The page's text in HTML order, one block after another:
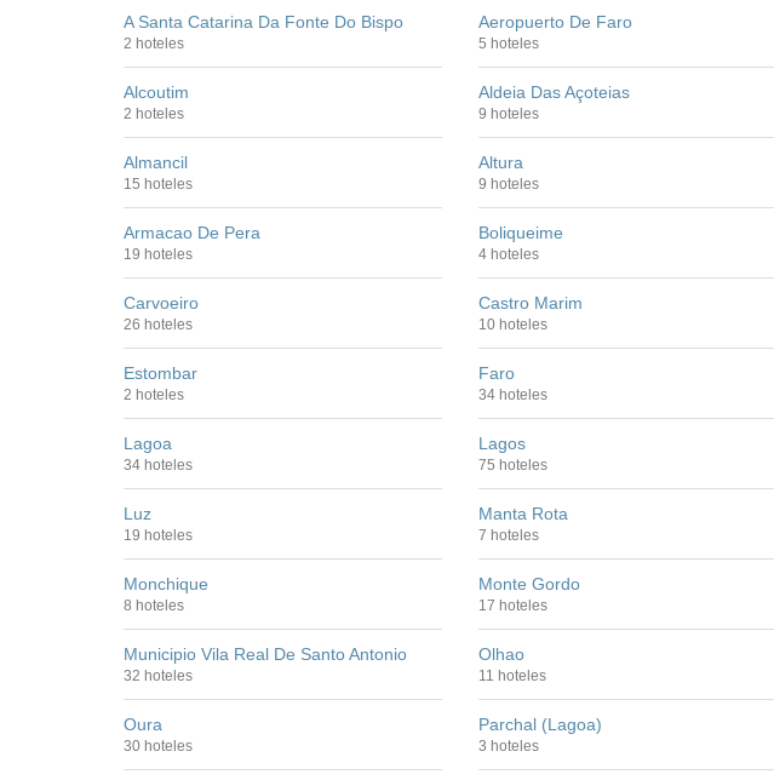
A Santa Catarina Da Fonte Do Bispo
2 hoteles
Aeropuerto De Faro
5 hoteles
Alcoutim
2 hoteles
Aldeia Das Açoteias
9 hoteles
Almancil
15 hoteles
Altura
9 hoteles
Armacao De Pera
19 hoteles
Boliqueime
4 hoteles
Carvoeiro
26 hoteles
Castro Marim
10 hoteles
Estombar
2 hoteles
Faro
34 hoteles
Lagoa
34 hoteles
Lagos
75 hoteles
Luz
19 hoteles
Manta Rota
7 hoteles
Monchique
8 hoteles
Monte Gordo
17 hoteles
Municipio Vila Real De Santo Antonio
32 hoteles
Olhao
11 hoteles
Oura
30 hoteles
Parchal (Lagoa)
3 hoteles